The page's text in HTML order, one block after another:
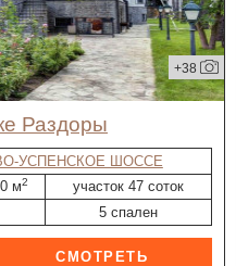
+38
Раздоры
УСПЕНСКОЕ ШОССЕ
м2
участок 47 соток
5 спален